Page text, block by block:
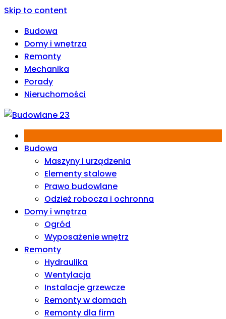
Skip to content
Budowa
Domy i wnętrza
Remonty
Mechanika
Porady
Nieruchomości
Budowa
Maszyny i urządzenia
Elementy stalowe
Prawo budowlane
Odzież robocza i ochronna
Domy i wnętrza
Ogród
Wyposażenie wnętrz
Remonty
Hydraulika
Wentylacja
Instalacje grzewcze
Remonty w domach
Remonty dla firm